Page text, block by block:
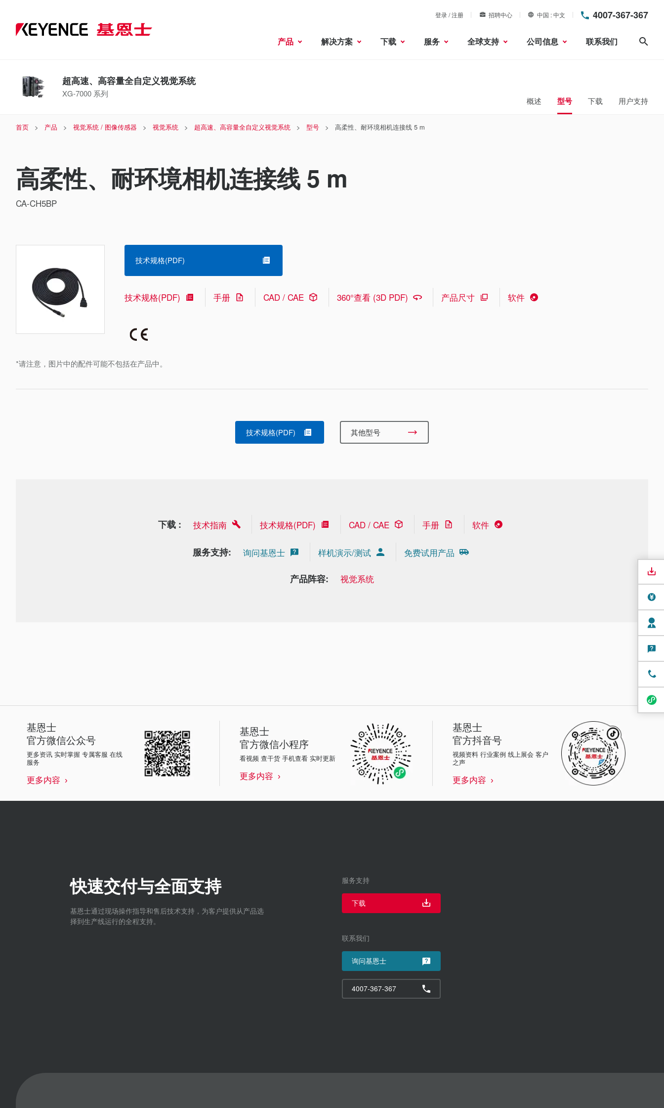
登录 / 注册 招聘中心 中国 中文 4007-367-367
产品 解决方案 下载 服务 全球支持 公司信息 联系我们
超高速、高容量全自定义视觉系统
XG-7000 系列
概述 型号 下载 用户支持
首页 产品 视觉系统 / 图像传感器 视觉系统 超高速、高容量全自定义视觉系统 型号 高柔性、耐环境相机连接线 5 m
高柔性、耐环境相机连接线 5 m
CA-CH5BP
*请注意，图片中的配件可能不包括在产品中。
技术规格(PDF)
技术规格(PDF) 手册 CAD / CAE 360°查看 (3D PDF) 产品尺寸 软件
技术规格(PDF) 其他型号
下载 : 技术指南 技术规格(PDF) CAD / CAE 手册 软件
服务支持: 询问基恩士 样机演示/测试 免费试用产品
产品阵容: 视觉系统
基恩士
官方微信公众号
更多资讯 实时掌握 专属客服 在线
服务
更多内容
基恩士
官方微信小程序
看视频 查干货 手机查看 实时更新
更多内容
基恩士
官方抖音号
视频资料 行业案例 线上展会 客户
之声
更多内容
快速交付与全面支持
基恩士通过现场操作指导和售后技术支持，为客户提供从产品选
择到生产线运行的全程支持。
服务支持
下载
联系我们
询问基恩士
4007-367-367